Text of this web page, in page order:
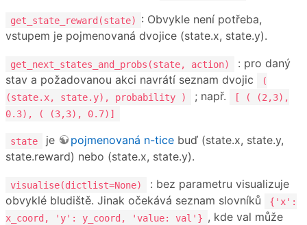
get_state_reward(state)
: Obvykle není potřeba,
vstupem je pojmenovaná dvojice (state.x, state.y).
get_next_states_and_probs(state, action)
: pro daný
stav a požadovanou akci navrátí seznam dvojic
(
(state.x, state.y), probability )
; např.
[ ( (2,3),
0.3), ( (3,3), 0.7)]
state je pojmenovaná n-tice buď (state.x, state.y,
state.reward) nebo (state.x, state.y).
visualise(dictlist=None)
: bez parametru visualizuje
obvyklé bludiště. Jinak očekává seznam slovníků
{'x':
x_coord, 'y': y_coord, 'value: val'} , kde val může